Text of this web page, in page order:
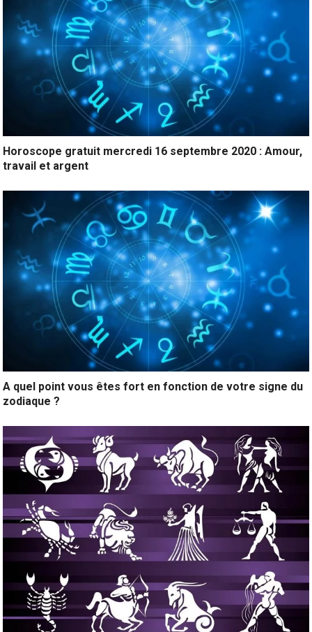
Horoscope gratuit mercredi 16 septembre 2020 : Amour,
travail et argent
A quel point vous êtes fort en fonction de votre signe du
zodiaque ?